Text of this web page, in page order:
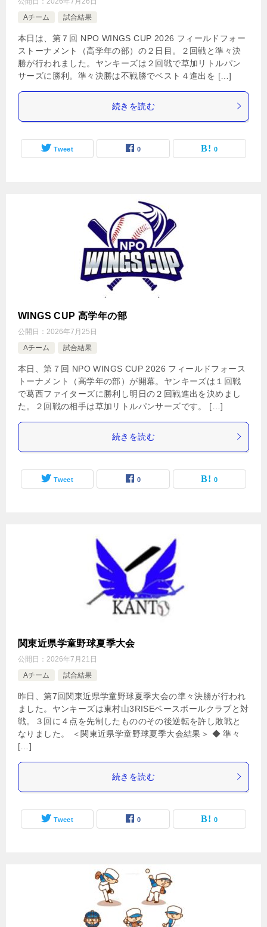
Aチーム
試合結果
本日は、第７回 NPO WINGS CUP 2026 フィールドフォー
ストーナメント（高学年の部）の２日目。２回戦と準々決
勝が行われました。ヤンキーズは２回戦で草加リトルパン
サーズに勝利。準々決勝は不戦勝でベスト４進出を […]
続きを読む
Tweet 0 0
WINGS CUP 高学年の部
公開日： 2026年7月25日
Aチーム
試合結果
本日、第７回 NPO WINGS CUP 2026 フィールドフォース
トーナメント（高学年の部）が開幕。ヤンキーズは１回戦
で葛西ファイターズに勝利し明日の２回戦進出を決めまし
た。２回戦の相手は草加リトルパンサーズです。 […]
続きを読む
Tweet 0 0
関東近県学童野球夏季大会
公開日： 2026年7月21日
Aチーム
試合結果
昨日、第7回関東近県学童野球夏季大会の準々決勝が行われ
ました。ヤンキーズは東村山3RISEベースボールクラブと対
戦。３回に４点を先制したもののその後逆転を許し敗戦と
なりました。 ＜関東近県学童野球夏季大会結果＞ ◆ 準々
[…]
続きを読む
Tweet 0 0